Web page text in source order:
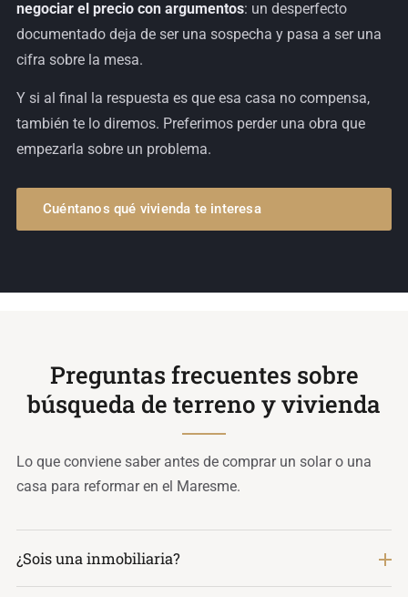
negociar el precio con argumentos: un desperfecto
documentado deja de ser una sospecha y pasa a ser una
cifra sobre la mesa.
Y si al final la respuesta es que esa casa no compensa,
también te lo diremos. Preferimos perder una obra que
empezarla sobre un problema.
Cuéntanos qué vivienda te interesa
Preguntas frecuentes sobre
búsqueda de terreno y vivienda
Lo que conviene saber antes de comprar un solar o una
casa para reformar en el Maresme.
¿Sois una inmobiliaria?